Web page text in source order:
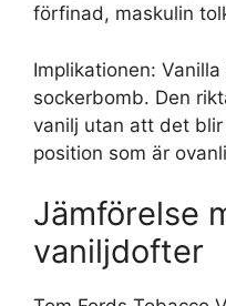
förfinad, maskulin
Implikationen:
sockerbomb. Den
vanilj utan att det
position som är
Jämförelse
vaniljdofter